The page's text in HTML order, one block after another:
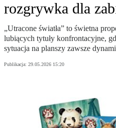
rozgrywka dla
„Utracone światła” to świetna
lubiących tytuły konfrontacyjne,
sytuacja na planszy zawsze
Publikacja: 29.05.2026 15:20